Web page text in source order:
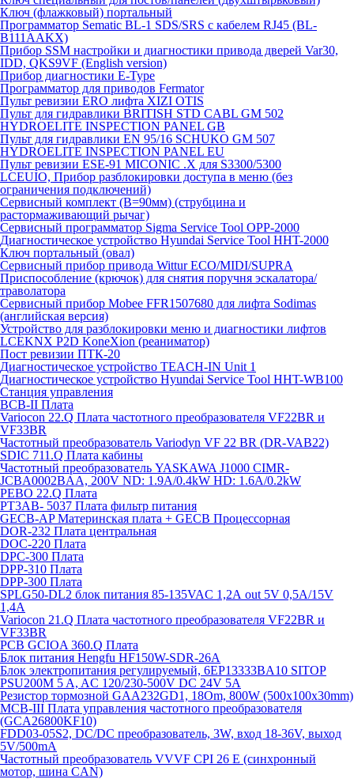
Ключ (флажковый) портальный
Программатор Sematic BL-1 SDS/SRS с кабелем RJ45 (BL-
B111AAKX)
Прибор SSM настройки и диагностики привода дверей Var30,
IDD, QKS9VF (English version)
Прибор диагностики E-Type
Программатор для приводов Fermator
Пульт ревизии ERO лифта XIZI OTIS
Пульт для гидравлики BRITISH STD CABL GM 502
HYDROELITE INSPECTION PANEL GB
Пульт для гидравлики EN 95/16 SCHUKO GM 507
HYDROELITE INSPECTION PANEL EU
Пульт ревизии ESE-91 MICONIC .X для S3300/5300
LCEUIO, Прибор разблокировки доступа в меню (без
ограничения подключений)
Сервисный комплект (В=90мм) (струбцина и
растормаживающий рычаг)
Сервисный программатор Sigma Service Tool OPP-2000
Диагностическое устройство Hyundai Service Tool HHT-2000
Ключ портальный (овал)
Сервисный прибор привода Wittur ECO/MIDI/SUPRA
Приспособление (крючок) для снятия поручня эскалатора/
траволатора
Сервисный прибор Mobee FFR1507680 для лифта Sodimas
(английская версия)
Устройство для разблокировки меню и диагностики лифтов
LCEKNX P2D KoneXion (реаниматор)
Пост ревизии ПТК-20
Диагностическое устройство TEACH-IN Unit 1
Диагностическое устройство Hyundai Service Tool HHT-WB100
Станция управления
BCB-II Плата
Variocon 22.Q Плата частотного преобразователя VF22BR и
VF33BR
Частотный преобразователь Variodyn VF 22 BR (DR-VAB22)
SDIC 711.Q Плата кабины
Частотный преобразователь YASKAWA J1000 CIMR-
JCBA0002BAA, 200V ND: 1.9A/0.4kW HD: 1.6A/0.2kW
PEBO 22.Q Плата
РТ3АВ- 5037 Плата фильтр питания
GECB-AP Материнская плата + GECB Процессорная
DOR-232 Плата центральная
DOC-220 Плата
DPC-300 Плата
DPP-310 Плата
DPP-300 Плата
SPLG50-DL2 блок питания 85-135VAC 1,2А out 5V 0,5А/15V
1,4А
Variocon 21.Q Плата частотного преобразователя VF22BR и
VF33BR
PCB GCIOA 360.Q Плата
Блок питания Hengfu HF150W-SDR-26A
Блок электропитания регулируемый, 6EP13333BA10 SITOP
PSU200M 5 A, AC 120/230-500V DC 24V 5A
Резистор тормозной GAA232GD1, 18Om, 800W (500x100x30mm)
MCB-III Плата управления частотного преобразователя
(GCA26800KF10)
FDD03-05S2, DC/DC преобразователь, 3W, вход 18-36V, выход
5V/500mA
Частотный преобразователь VVVF CPI 26 E (синхронный
мотор, шина CAN)